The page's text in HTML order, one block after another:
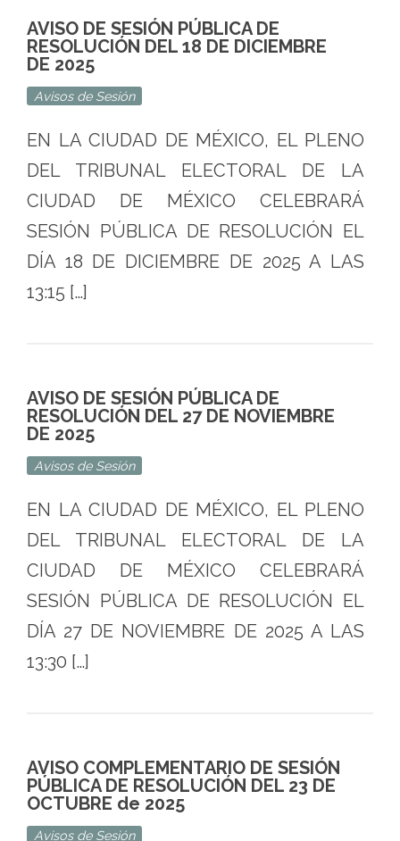
México
AVISO DE SESIÓN PÚBLICA DE
RESOLUCIÓN DEL 18 DE DICIEMBRE
DE 2025
Avisos de Sesión
EN LA CIUDAD DE MÉXICO, EL PLENO
DEL TRIBUNAL ELECTORAL DE LA
CIUDAD DE MÉXICO CELEBRARÁ
SESIÓN PÚBLICA DE RESOLUCIÓN EL
DÍA 18 DE DICIEMBRE DE 2025 A LAS
13:15 […]
AVISO DE SESIÓN PÚBLICA DE
RESOLUCIÓN DEL 27 DE NOVIEMBRE
DE 2025
Avisos de Sesión
EN LA CIUDAD DE MÉXICO, EL PLENO
DEL TRIBUNAL ELECTORAL DE LA
CIUDAD DE MÉXICO CELEBRARÁ
SESIÓN PÚBLICA DE RESOLUCIÓN EL
DÍA 27 DE NOVIEMBRE DE 2025 A LAS
13:30 […]
AVISO COMPLEMENTARIO DE SESIÓN
PÚBLICA DE RESOLUCIÓN DEL 23 DE
OCTUBRE de 2025
Avisos de Sesión